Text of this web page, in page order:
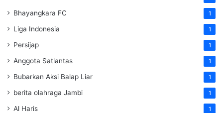
Bhayangkara FC 1
Liga Indonesia 1
Persijap 1
Anggota Satlantas 1
Bubarkan Aksi Balap Liar 1
berita olahraga Jambi 1
Al Haris 1